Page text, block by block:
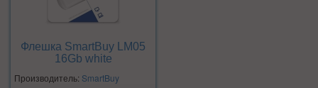
Флешка SmartBuy LM05
16Gb white
Производитель: SmartBuy